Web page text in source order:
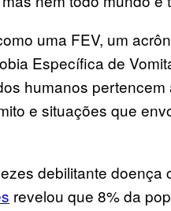
uma FEV, um
Específica de
humanos
e situações que
debilitante
revelou que 8% da